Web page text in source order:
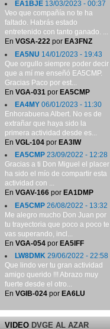
EA1BJE13/03/2023 - 00:37
Veo que compañía no te ha
faltado. Habrás estado
entretenido con tanto ganado. ...
En VGSA-222por EA3FNZ
EA5NU 14/01/2023 - 19:43
Que orgullo siempre poder decir
que a mí me enseñó EA5CMP.
Gracias Paco por est...
En VGA-031 por EA5CMP
EA4MY06/01/2023 - 11:30
Enhorabuena Albert. No es de
extrañar que haya sido la
primera actividad desde es...
En VGL-104por EA3IW
EA5CMP23/09/2022 - 12:28
Gracias a ti Don Miguel el placer
ha sido el mío de compartir esta
actividad con ...
En VGAV-166por EA1DMP
EA5CMP26/08/2022 - 13:32
Me alegro mucho Don Juan por
tu trayectoria que poco a poco te
vas superando, incl...
En VGA-054por EA5IFF
LW8DMK29/06/2022 - 22:58
Que lindo ver tu gran actividad
amigo querido !!! Abrazo muy
fuerte desde el otro...
En VGIB-024por EA6LU
VIDEODVGE AL AZAR